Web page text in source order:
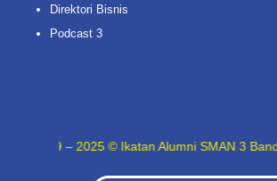
Direktori Bisnis
Podcast 3
– 2025 © Ikatan Alumni SMAN 3 Bandung